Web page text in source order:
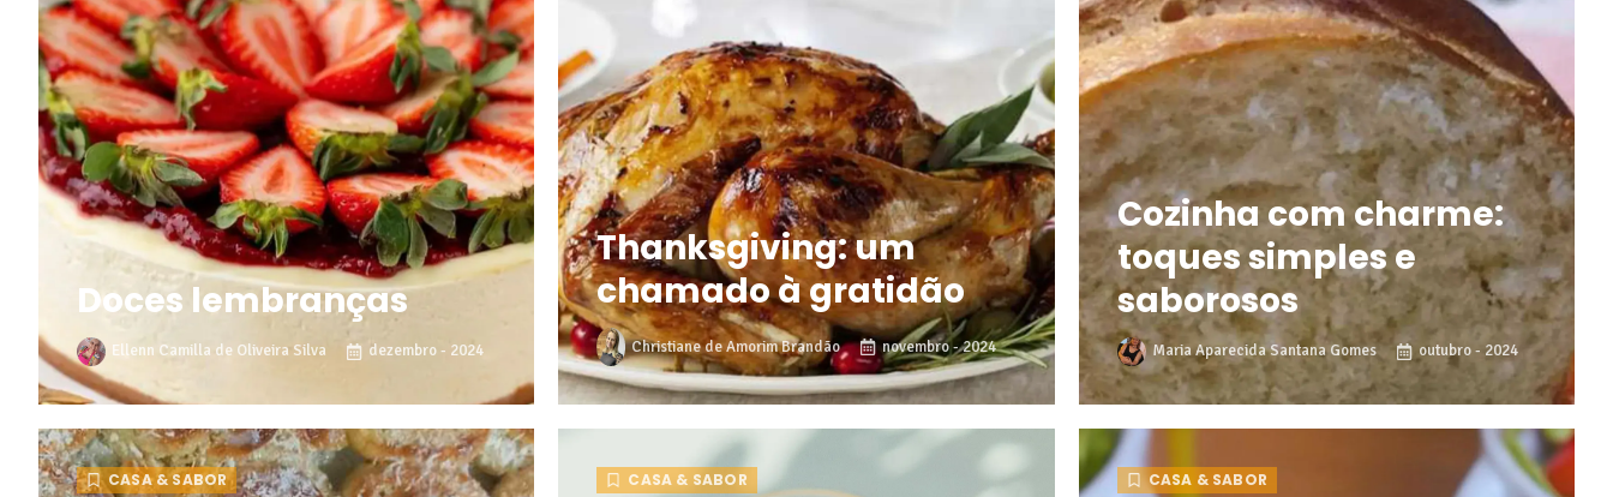
Doces lembranças
Ellenn Camilla de Oliveira Silva dezembro - 2024
Thanksgiving: um
chamado à gratidão
Christiane de Amorim Brandão novembro - 2024
Cozinha com charme:
toques simples e
saborosos
Maria Aparecida Santana Gomes outubro - 2024
CASA & SABOR CASA & SABOR CASA & SABOR